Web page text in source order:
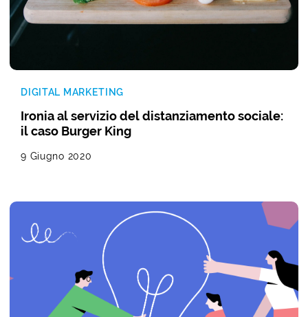
DIGITAL MARKETING
Ironia al servizio del distanziamento sociale:
il caso Burger King
9 Giugno 2020